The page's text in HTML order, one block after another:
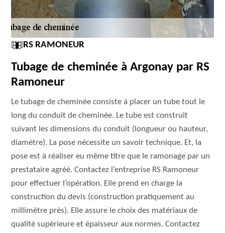
RS RAMONEUR
Tubage de cheminée à Argonay par RS
Ramoneur
Le tubage de cheminée consiste à placer un tube tout le
long du conduit de cheminée. Le tube est construit
suivant les dimensions du conduit (longueur ou hauteur,
diamètre). La pose nécessite un savoir technique. Et, la
pose est à réaliser eu même titre que le ramonage par un
prestataire agréé. Contactez l’entreprise RS Ramoneur
pour effectuer l’opération. Elle prend en charge la
construction du devis (construction pratiquement au
millimètre près). Elle assure le choix des matériaux de
qualité supérieure et épaisseur aux normes. Contactez